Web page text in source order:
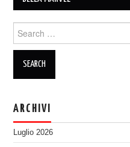
for:
ARCHIVI
Luglio 2026